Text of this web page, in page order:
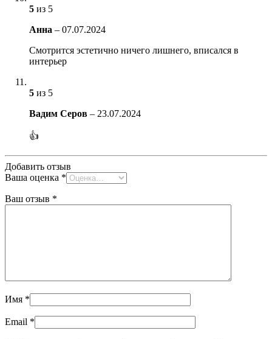
5 из 5
Анна – 07.07.2024
Смотрится эстетично ничего лишнего, вписался в
интерьер
5 из 5
Вадим Серов – 23.07.2024
👍
Добавить отзыв
Ваша оценка *
Ваш отзыв *
Имя *
Email *